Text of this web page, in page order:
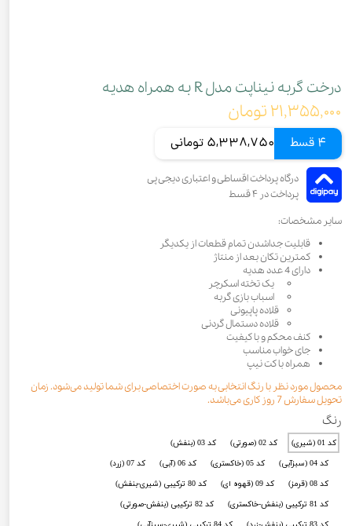
درخت گربه نیناپت مدل R به همراه هدیه
۲۱,۳۵۵,۰۰۰ تومان
4 قسط 5,338,750 تومانی
سایر مشخصات:
قابلیت جداشدن تمام قطعات از یکدیگر
کمترین تکان بعد از منتاژ
دارای 4 عدد هدیه
یک تخته اسکرچر
اسباب بازی گربه
قلاده پاپیونی
قلاده دستمال گردنی
کنف محکم و با کیفیت
جای خواب مناسب
همراه با کت نیپ
محصول مورد نظر با رنگ انتخابی به صورت اختصاصی برای شما تولید می‌شود. زمان
تحویل سفارش 7 روز کاری می‌باشد.
رنگ
کد 01 (شیری) کد 02 (صورتی)
کد 03 (بنفش)
کد 04 (سبزآبی)
کد 05 (خاکستری) کد 06 (آبی)
کد 07 (زرد)
کد 08 (قرمز)
کد 09 (قهوه ای)
کد 80 ترکیبی (شیری-بنفش)
کد 81 ترکیبی (بنفش-خاکستری)
کد 82 ترکیبی (بنفش-صورتی)